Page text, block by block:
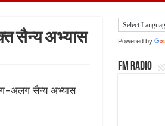
सैन्य अभ्यास
अलग सैन्य अभ्यास
Powered by
FM Radio